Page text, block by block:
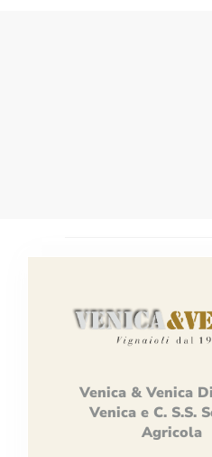
Venica &Venica
VenicaeC. S.S.
Agricola